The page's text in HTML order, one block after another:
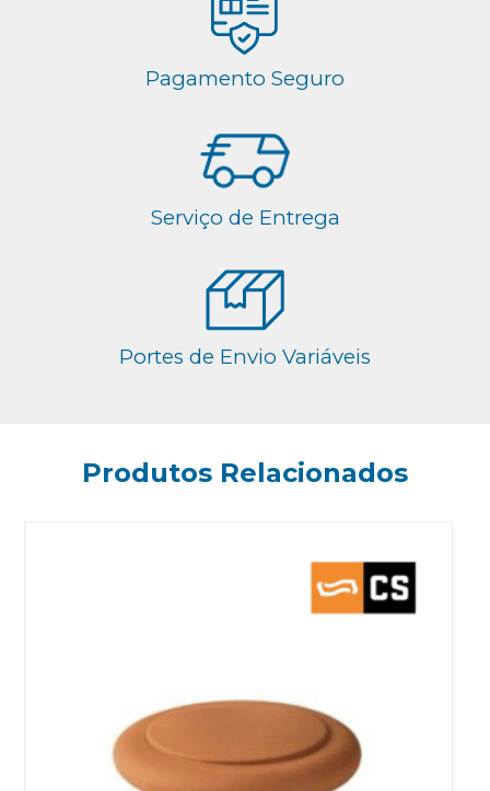
Pagamento Seguro
Serviço de Entrega
Portes de Envio Variáveis
Produtos Relacionados